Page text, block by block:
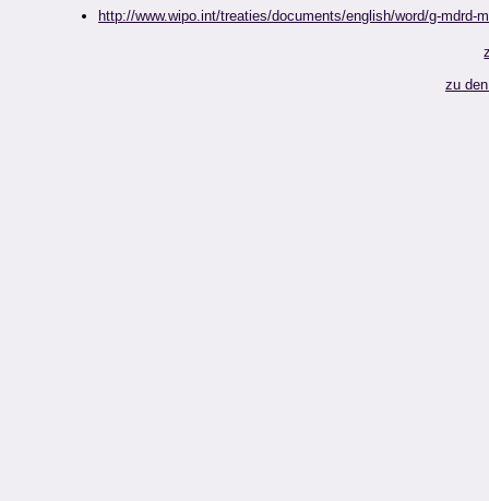
http://www.wipo.int/treaties/documents/english/word/g-mdrd-
zu